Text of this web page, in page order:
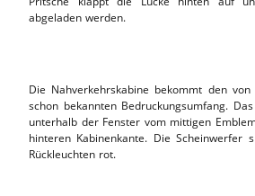
abgeladen werden.
Die Nahverkehrskabine bekommt den von
schon bekannten Bedruckungsumfang.
unterhalb der Fenster vom mittigen
hinteren Kabinenkante. Die Scheinwerfer
Rückleuchten rot.